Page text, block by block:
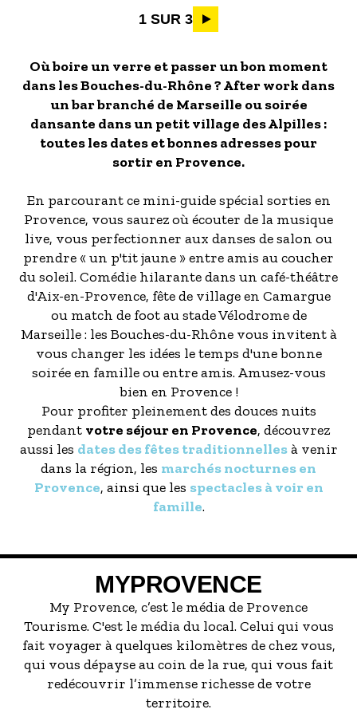
Pagination
1 SUR 3
Où boire un verre et passer un bon moment
dans les Bouches-du-Rhône ? After work dans
un bar branché de Marseille ou soirée
dansante dans un petit village des Alpilles :
toutes les dates et bonnes adresses pour
sortir en Provence.
En parcourant ce mini-guide spécial sorties en
Provence, vous saurez où écouter de la musique
live, vous perfectionner aux danses de salon ou
prendre « un p'tit jaune » entre amis au coucher
du soleil. Comédie hilarante dans un café-théâtre
d'Aix-en-Provence, fête de village en Camargue
ou match de foot au stade Vélodrome de
Marseille : les Bouches-du-Rhône vous invitent à
vous changer les idées le temps d'une bonne
soirée en famille ou entre amis. Amusez-vous
bien en Provence !
Pour profiter pleinement des douces nuits
pendant votre séjour en Provence, découvrez
aussi les dates des fêtes traditionnellesà venir
dans la région, les marchés nocturnes en
Provence, ainsi que les spectacles à voir en
famille.
MYPROVENCE
My Provence, c’est le média de Provence
Tourisme. C'est le média du local. Celui qui vous
fait voyager à quelques kilomètres de chez vous,
qui vous dépayse au coin de la rue, qui vous fait
redécouvrir l’immense richesse de votre
territoire.